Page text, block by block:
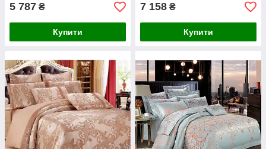
5 787 ₴
Купити
7 158 ₴
Купити